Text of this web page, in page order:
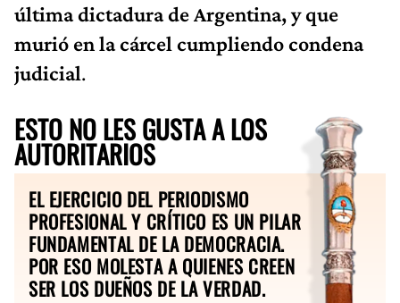
última dictadura de Argentina, y que
murió en la cárcel cumpliendo condena
judicial.
ESTO NO LES GUSTA A LOS
AUTORITARIOS
EL EJERCICIO DEL PERIODISMO
PROFESIONAL Y CRÍTICO ES UN PILAR
FUNDAMENTAL DE LA DEMOCRACIA.
POR ESO MOLESTA A QUIENES CREEN
SER LOS DUEÑOS DE LA VERDAD.